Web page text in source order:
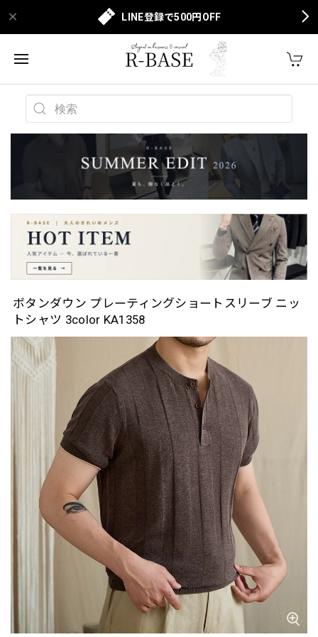
LINE登録で500円OFF
ボタンダウン プレーティングショートスリーブ ニッ
トシャツ 3color KA1358